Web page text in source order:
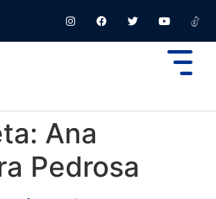
Ana
Pedrosa